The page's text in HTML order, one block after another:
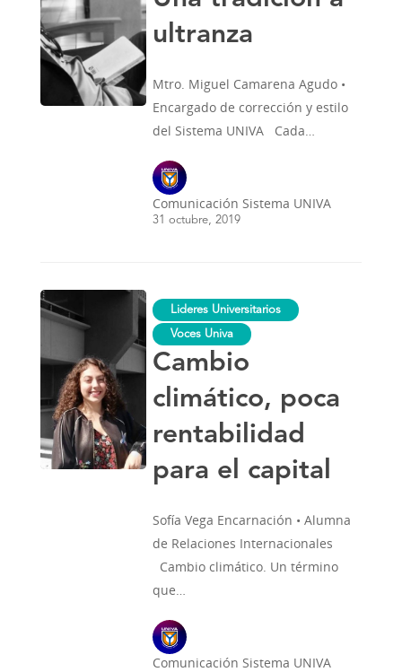
ultranza
Mtro. Miguel Camarena Agudo •
Encargado de corrección y estilo
del Sistema UNIVA Cada…
Comunicación Sistema UNIVA
31 octubre, 2019
Cambio
climático,
poca
rentabilidad
para
el
capital
Lideres Universitarios
Voces Univa
Cambio
climático, poca
rentabilidad
para el capital
Sofía Vega Encarnación • Alumna
de Relaciones Internacionales
Cambio climático. Un término
que…
Comunicación Sistema UNIVA